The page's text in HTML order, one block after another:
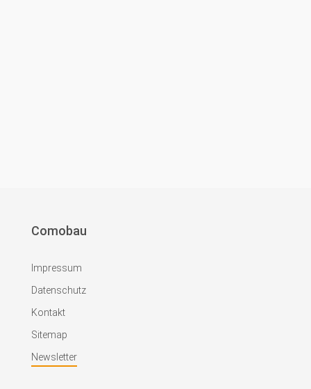
Comobau
Impressum
Datenschutz
Kontakt
Sitemap
Newsletter